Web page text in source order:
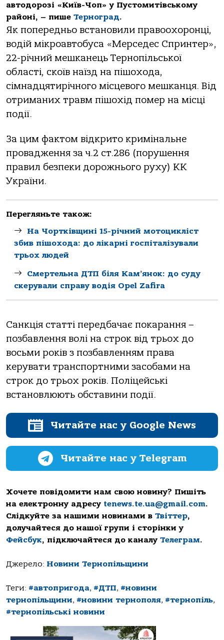
автодорозі «Київ-Чоп» у Пустомитівському
районі, – пише Терноград.
Як попередньо встановили правоохоронці,
водій мікроавтобуса «Мерседес Спринтер»,
22-річний мешканець Тернопільської
області, скоїв наїзд на пішохода,
сімнадцятирічного місцевого мешканця. Від
отриманих травм пішохід помер на місці
події.
За цим фактом відкрито кримінальне
провадження за ч.2 ст.286 (порушення
правил безпеки дорожнього руху) КК
України.
Перегляньте також:
На Чортківщині 15-річний мотоцикліст
збив пішохода: до лікарні госпіталізували
трьох людей
Смертельна ДТП біля Кам’янок: до суду
скерували справу водія Opel Zafira
Санкція статті передбачає покарання –
позбавлення волі на строк від трьох до
восьми років з позбавленням права
керувати транспортними засобами на
строк до трьох років. Поліцейські
встановлюють обставини події.
Читайте нас у Google News
Читайте нас у Telegram
Хочете повідомити нам свою новину? Пишіть
на електронну адресу tenews.te.ua@gmail.com.
Слідкуйте за нашими новинами в Твіттер,
долучайтеся до нашої групи і сторінки у
Фейсбук, підключайтеся до каналу Телеграм.
Джерело: Новини Тернопільщини
Теги: #автопригода, #ДТП, #новини
тернопільщини, #новини тернополя, #тернопіль,
#тернопільські новини